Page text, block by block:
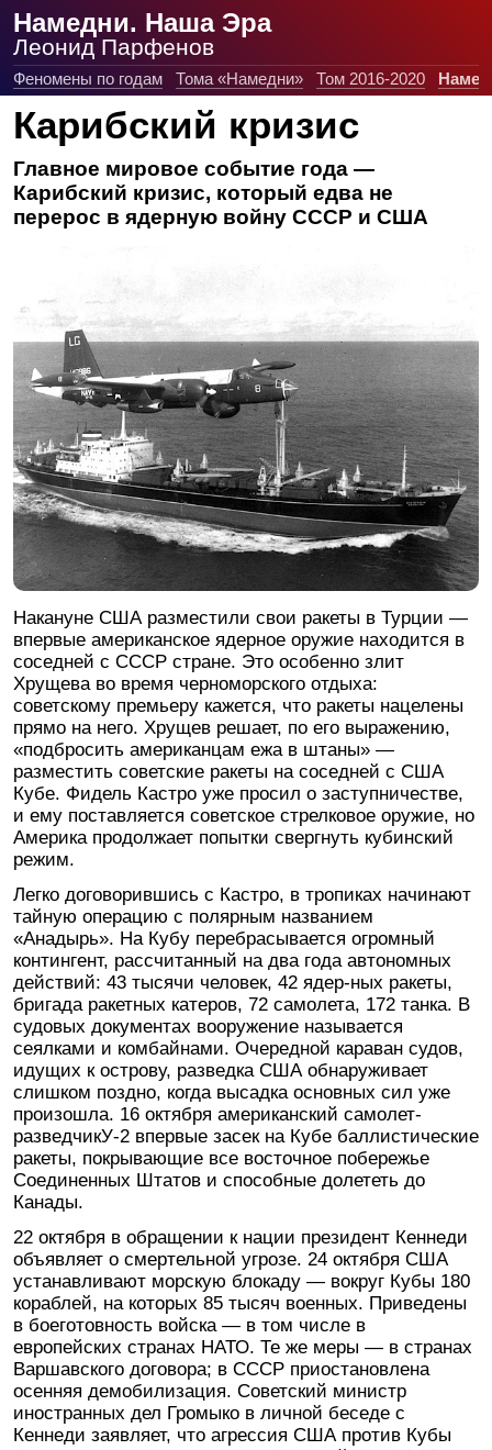
Намедни. Наша Эра
Леонид Парфенов
Феномены по годам Тома «Намедни» Том 2016-2020
Карибский кризис
Главное мировое событие года —
Карибский кризис, который едва не
перерос в ядерную войну СССР и США
Накануне США разместили свои ракеты в Турции —
впервые американское ядерное оружие находится в
соседней с СССР стране. Это особенно злит
Хрущева во время черноморского отдыха:
советскому премьеру кажется, что ракеты нацелены
прямо на него. Хрущев решает, по его выражению,
«подбросить американцам ежа в штаны» —
разместить советские ракеты на соседней с США
Кубе. Фидель Кастро уже просил о заступничестве,
и ему поставляется советское стрелковое оружие, но
Америка продолжает попытки свергнуть кубинский
режим.
Легко договорившись с Кастро, в тропиках начинают
тайную операцию с полярным названием
«Анадырь». На Кубу перебрасывается огромный
контингент, рассчитанный на два года автономных
действий: 43 тысячи человек, 42 ядер-ных ракеты,
бригада ракетных катеров, 72 самолета, 172 танка. В
судовых документах вооружение называется
сеялками и комбайнами. Очередной караван судов,
идущих к острову, разведка США обнаруживает
слишком поздно, когда высадка основных сил уже
произошла. 16 октября американский самолет-
разведчикУ-2 впервые засек на Кубе баллистические
ракеты, покрывающие все восточное побережье
Соединенных Штатов и способные долететь до
Канады.
22 октября в обращении к нации президент Кеннеди
объявляет о смертельной угрозе. 24 октября США
устанавливают морскую блокаду — вокруг Кубы 180
кораблей, на которых 85 тысяч военных. Приведены
в боеготовность войска — в том числе в
европейских странах НАТО. Те же меры — в странах
Варшавского договора; в СССР приостановлена
осенняя демобилизация. Советский министр
иностранных дел Громыко в личной беседе с
Кеннеди заявляет, что агрессия США против Кубы